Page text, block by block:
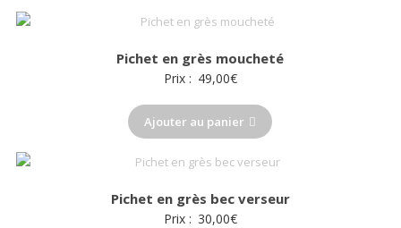
Pichet en grès moucheté
Prix : 49,00€
Ajouter au panier
Pichet en grès bec verseur
Prix : 30,00€